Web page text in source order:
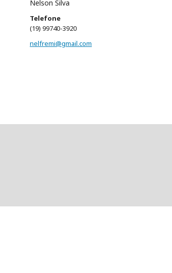
Nelson Silva
Telefone
(19) 99740-3920
nelfremi@gmail.com